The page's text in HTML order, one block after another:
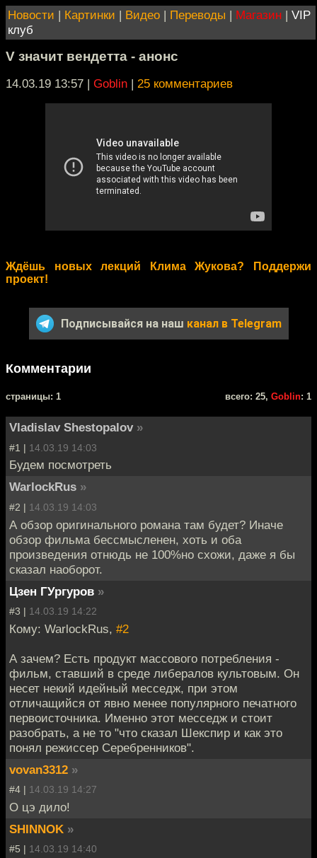
Новости | Картинки | Видео | Переводы | Магазин | VIP
клуб
V значит вендетта - анонс
14.03.19 13:57 | Goblin | 25 комментариев
Ждёшь новых лекций Клима Жукова? Поддержи
проект!
Подписывайся на наш канал в Telegram
Комментарии
cтраницы: 1 всего: 25, Goblin: 1
Vladislav Shestopalov »
#1 | 14.03.19 14:03
Будем посмотреть
WarlockRus »
#2 | 14.03.19 14:03
А обзор оригинального романа там будет? Иначе
обзор фильма бессмысленен, хоть и оба
произведения отнюдь не 100%но схожи, даже я бы
сказал наоборот.
Цзен ГУргуров »
#3 | 14.03.19 14:22
Кому: WarlockRus, #2
А зачем? Есть продукт массового потребления -
фильм, ставший в среде либералов культовым. Он
несет некий идейный месседж, при этом
отличащийся от явно менее популярного печатного
первоисточника. Именно этот месседж и стоит
разобрать, а не то "что сказал Шекспир и как это
понял режиссер Серебренников".
vovan3312 »
#4 | 14.03.19 14:27
О цэ дило!
SHINNOK »
#5 | 14.03.19 14:40